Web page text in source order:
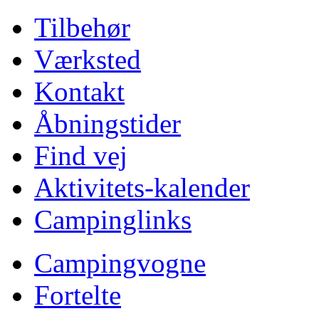
Tilbehør
Værksted
Kontakt
Åbningstider
Find vej
Aktivitets-kalender
Campinglinks
Campingvogne
Fortelte